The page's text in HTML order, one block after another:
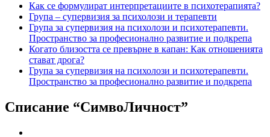
Как се формулират интерпретациите в психотерапията?
Група – супервизия за психолози и терапевти
Група за супервизия на психолози и психотерапевти.
Пространство за професионално развитие и подкрепа
Когато близостта се превърне в капан: Как отношенията
стават дрога?
Група за супервизия на психолози и психотерапевти.
Пространство за професионално развитие и подкрепа
Списание “СимвоЛичност”